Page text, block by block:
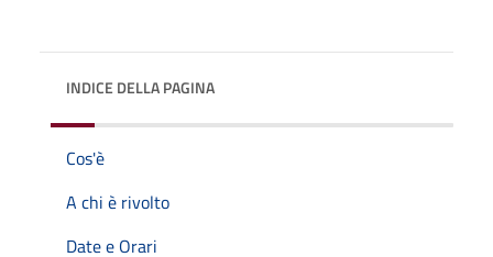
INDICE DELLA PAGINA
Cos'è
A chi è rivolto
Date e Orari